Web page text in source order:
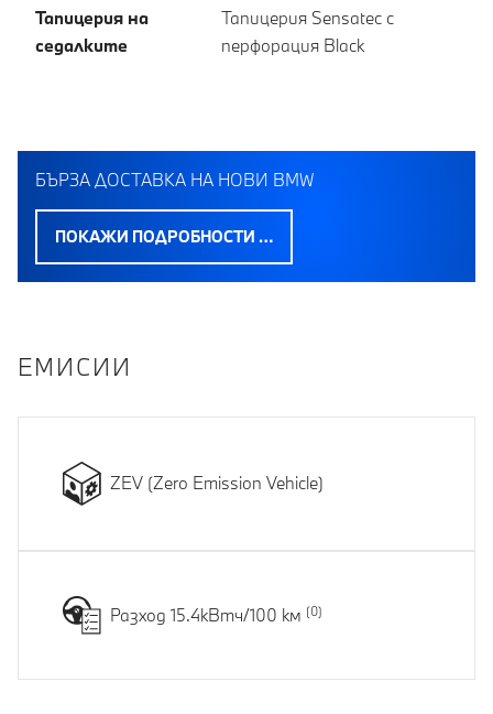
Тапицерия на
седалките
Тапицерия Sensatec с
перфорация Black
БЪРЗА ДОСТАВКА НА НОВИ BMW
ПОКАЖИ ПОДРОБНОСТИ …
EМИСИИ
ZEV (Zero Emission Vehicle)
Разход 15.4кВтч/100 км